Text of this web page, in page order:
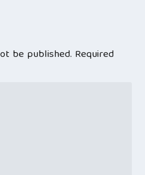
be published. Required